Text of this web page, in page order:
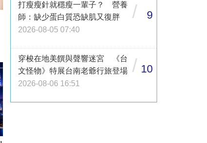
打瘦瘦針就穩瘦一輩子？ 營養
師：缺少蛋白質恐缺肌又復胖
2026-08-05 07:40
/ 9
穿梭在地美饌與聲響迷宮 《台
文怪物》特展台南老爺行旅登場
2026-08-06 16:51
/ 10